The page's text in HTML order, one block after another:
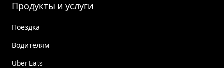
Продукты и услуги
Поездка
Водителям
Uber Eats